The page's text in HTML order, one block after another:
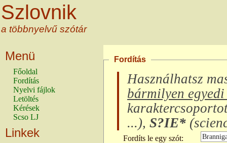
Szlovnik
a többnyelvű szótár
Menü
Főoldal
Fordítás
Nyelvi fájlok
Letöltés
Kérések
Scso LJ
Linkek
Fordítás
Használhatsz
bármilyen
...), S?IE* (
Fordíts le egy szót: